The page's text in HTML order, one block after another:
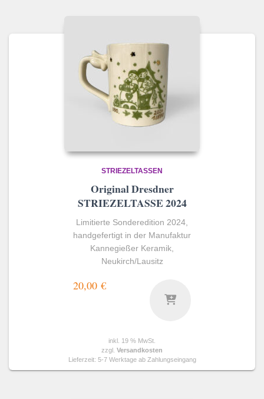
STRIEZELTASSEN
Original Dresdner
STRIEZELTASSE 2024
Limitierte Sonderedition 2024,
handgefertigt in der Manufaktur
Kannegießer Keramik,
Neukirch/Lausitz
20,00 €
inkl. 19 % MwSt.
zzgl. Versandkosten
Lieferzeit: 5-7 Werktage ab Zahlungseingang